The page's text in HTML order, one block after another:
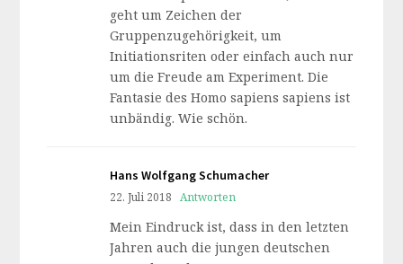
geht um Zeichen der
Gruppenzugehörigkeit, um
Initiationsriten oder einfach auch nur
um die Freude am Experiment. Die
Fantasie des Homo sapiens sapiens ist
unbändig. Wie schön.
Hans Wolfgang Schumacher
22. Juli 2018 Antworten
Mein Eindruck ist, dass in den letzten
Jahren auch die jungen deutschen